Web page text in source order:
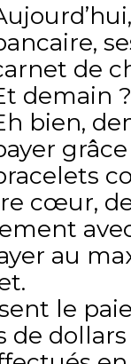
de
demain ?
bien,
cœur,
au
le
de